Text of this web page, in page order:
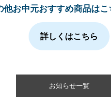
他お中元おすすめ商品は
詳しくはこちら
お知らせ一覧